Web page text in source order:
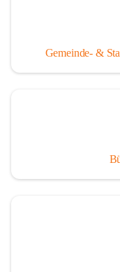
Tragöß - St.
aus den ehemaligen
565 bis
Untertal, St.
Gemeinde- &